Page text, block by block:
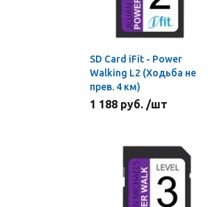
SD Card iFit - Power
Walking L2 (Ходьба не
прев. 4 км)
1 188 руб. /шт